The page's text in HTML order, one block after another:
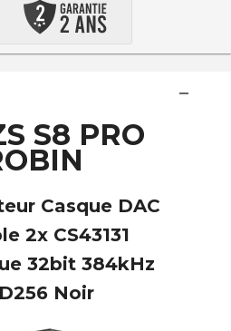
S8 PRO
Casque DAC
2x CS43131
32bit 384kHz
Noir